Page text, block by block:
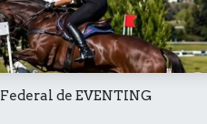
de EVENTING